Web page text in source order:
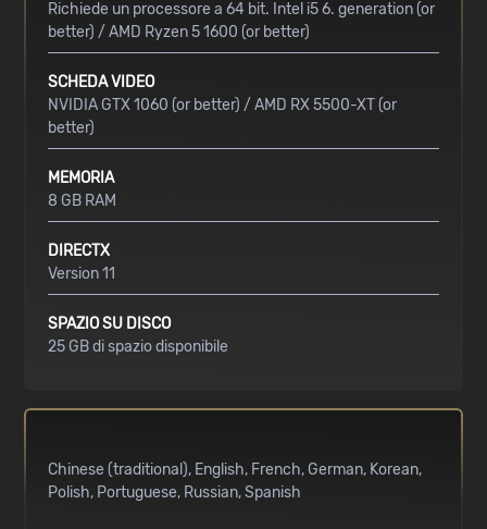
Richiede un processore a 64 bit. Intel i5 6. generation (or
better) / AMD Ryzen 5 1600 (or better)
SCHEDA VIDEO
NVIDIA GTX 1060 (or better) / AMD RX 5500-XT (or
better)
MEMORIA
8 GB RAM
DIRECTX
Version 11
SPAZIO SU DISCO
25 GB di spazio disponibile
Chinese (traditional) English French German Korean
Polish Portuguese Russian Spanish